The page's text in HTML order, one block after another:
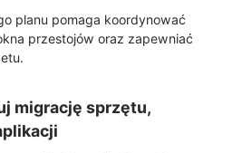
planu pomaga koordynować
przestojów oraz zapewniać
migrację sprzętu,